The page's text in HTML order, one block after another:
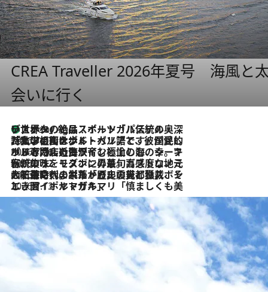
CREA Traveller 2026年夏号 海風と
会いに行く
1 Hour Ago
リスボンの絶品スイーツ「パステル・デ・ナタ」とは？ポルトガル伝統の奥深い世界へ
2026.7.27
「私の祖国はポルトガル語です」国民的詩人フェルナンド・ペソアと、彼が愛した文学の街を歩く
2026.7.26
ポルトガル近海が育む極上の海の幸。キリリと冷えた白ワインと愉しむ、シーフード専門店の贅沢
2026.7.22
伝統の味をモダンに昇華。高感度な地元客が集う、リスボンの最旬ガストロノミー
2026.7.21
大航海時代の栄華から、震災、独裁、そして革命へ。ポルトガル・首都リスボンの石畳に刻まれた「歴史の光と影」
2026.7.13
エッセイ・ヤマザキマリ「慎ましくも美しき国 ポルトガル」